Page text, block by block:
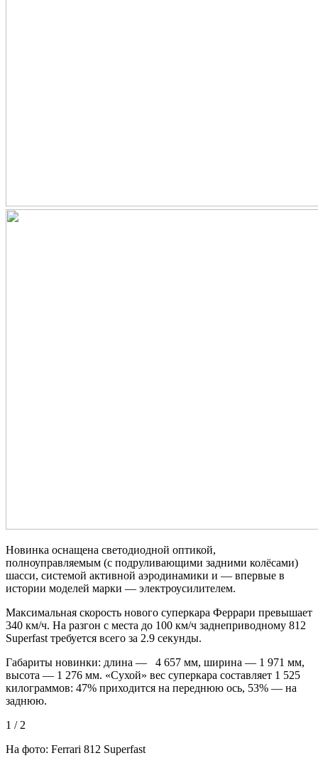
Новинка оснащена светодиодной оптикой,
полноуправляемым (с подруливающими задними колёсами)
шасси, системой активной аэродинамики и — впервые в
истории моделей марки — электроусилителем.
Максимальная скорость нового суперкара Феррари превышает
340 км/ч. На разгон с места до 100 км/ч заднеприводному 812
Superfast требуется всего за 2.9 секунды.
Габариты новинки: длина — 4 657 мм, ширина — 1 971 мм,
высота — 1 276 мм. «Сухой» вес суперкара составляет 1 525
килограммов: 47% приходится на переднюю ось, 53% — на
заднюю.
1 / 2
На фото: Ferrari 812 Superfast